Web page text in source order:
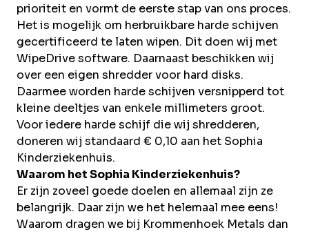
prioriteit en vormt de eerste stap van ons proces.
Het is mogelijk om herbruikbare harde schijven
gecertificeerd te laten wipen. Dit doen wij met
WipeDrive software. Daarnaast beschikken wij
over een eigen shredder voor hard disks.
Daarmee worden harde schijven versnipperd tot
kleine deeltjes van enkele millimeters groot.
Voor iedere harde schijf die wij shredderen,
doneren wij standaard € 0,10 aan het Sophia
Kinderziekenhuis.
Waarom het Sophia Kinderziekenhuis?
Er zijn zoveel goede doelen en allemaal zijn ze
belangrijk. Daar zijn we het helemaal mee eens!
Waarom dragen we bij Krommenhoek Metals dan